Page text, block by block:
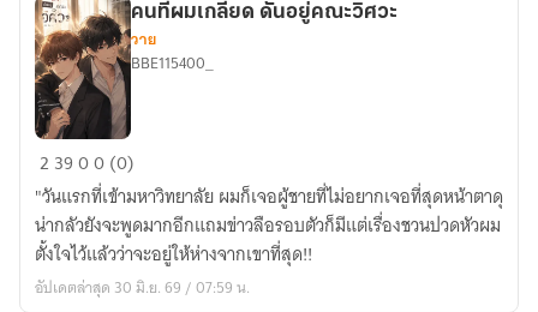
คน
ที่
ผม
เกลียด
ดัน
อยู่
คนที่ผมเกลียด ดันอยู่คณะวิศวะ
วาย
BBE115400_
2 3900 (0)
"วันแรกที่เข้ามหาวิทยาลัย ผมก็เจอผู้ชายที่ไม่อยากเจอที่สุดหน้าตาดุ
น่ากลัวยังจะพูดมากอีกแถมข่าวลือรอบตัวก็มีแต่เรื่องชวนปวดหัวผม
ตั้งใจไว้แล้วว่าจะอยู่ให้ห่างจากเขาที่สุด!!
อัปเดตล่าสุด 30 มิ.ย. 69 / 07:59 น.